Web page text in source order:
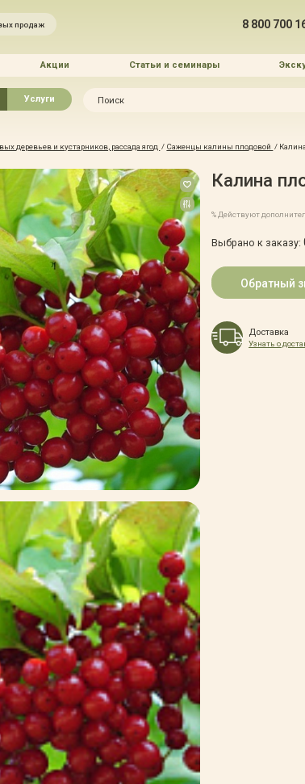
продаж 8 800 700
Акции Статьи и семинары
растения
растения
отсыпка
специалистов
программы
Услуги
Благоустройство и озеленение
Зелёный доктор
Зимние услуги
Уход за садом
Портфолио
Прайс-листы
Правила оказания услуг
Доставка
Оплата
Гарантии
Автополив
деревьев и кустарников, рассада ягод / Саженцы калины плодовой /
Калина
% Действуют
Выбрано к заказу:
Обратный
Доставка
Узнать о